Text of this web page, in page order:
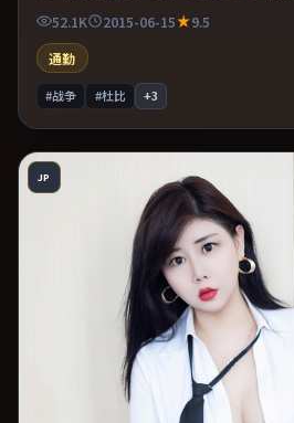
52.1K 2015-06-15
9.5
通勤
#战争 #杜比 +3
JP